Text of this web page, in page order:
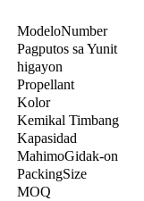
ModeloNumber
Pagputos sa Yunit
higayon
Propellant
Kolor
Kemikal Timbang
Kapasidad
MahimoGidak-on
PackingSize
MOQ